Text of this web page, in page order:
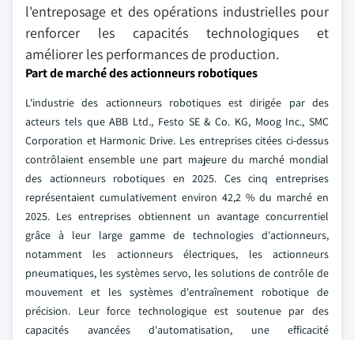
l'entreposage et des opérations industrielles pour
renforcer les capacités technologiques et
améliorer les performances de production.
Part de marché des actionneurs robotiques
L'industrie des actionneurs robotiques est dirigée par des
acteurs tels que ABB Ltd., Festo SE & Co. KG, Moog Inc., SMC
Corporation et Harmonic Drive. Les entreprises citées ci-dessus
contrôlaient ensemble une part majeure du marché mondial
des actionneurs robotiques en 2025. Ces cinq entreprises
représentaient cumulativement environ 42,2 % du marché en
2025. Les entreprises obtiennent un avantage concurrentiel
grâce à leur large gamme de technologies d'actionneurs,
notamment les actionneurs électriques, les actionneurs
pneumatiques, les systèmes servo, les solutions de contrôle de
mouvement et les systèmes d'entraînement robotique de
précision. Leur force technologique est soutenue par des
capacités avancées d'automatisation, une efficacité